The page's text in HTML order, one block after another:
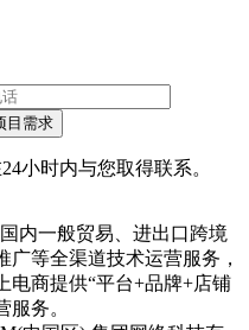
小时内与您取得联系。
内一般贸易、进出口跨境
等全渠道技术运营服务，
电商提供“平台+品牌+店铺
务。